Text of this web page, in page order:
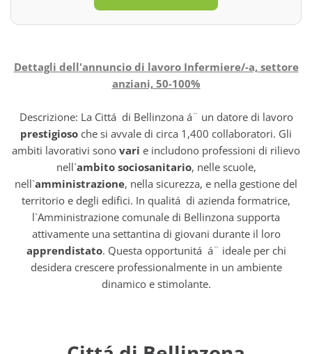
Dettagli dell'annuncio di lavoro Infermiere/-a, settore
anziani, 50-100%
Descrizione: La Cittá di Bellinzona á¨ un datore di lavoro
prestigioso che si avvale di circa 1,400 collaboratori. Gli
ambiti lavorativi sono vari e includono professioni di rilievo
nell`ambito sociosanitario, nelle scuole,
nell`amministrazione, nella sicurezza, e nella gestione del
territorio e degli edifici. In qualitá di azienda formatrice,
l`Amministrazione comunale di Bellinzona supporta
attivamente una settantina di giovani durante il loro
apprendistato. Questa opportunitá á¨ ideale per chi
desidera crescere professionalmente in un ambiente
dinamico e stimolante.